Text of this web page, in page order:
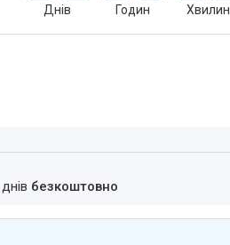
Днів Годин Хвилин
безкоштовно